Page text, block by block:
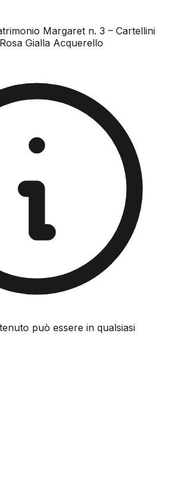
Margaret n. 3 – Cartellini
Gialla Acquerello
può essere in qualsiasi